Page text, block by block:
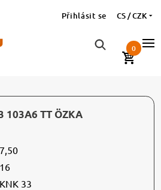
Přihlásit se CS / CZK
0
103A6 TT ÖZKA
7,50
16
KNK 33